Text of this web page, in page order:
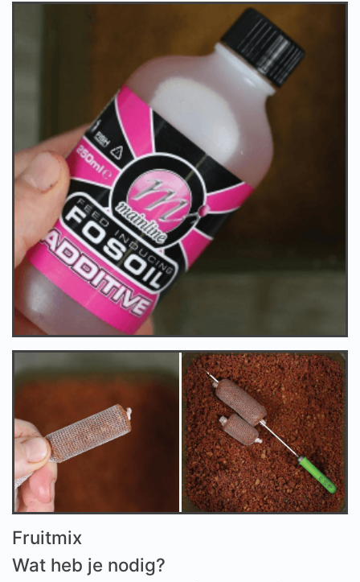
Fruitmix
Wat heb je nodig?